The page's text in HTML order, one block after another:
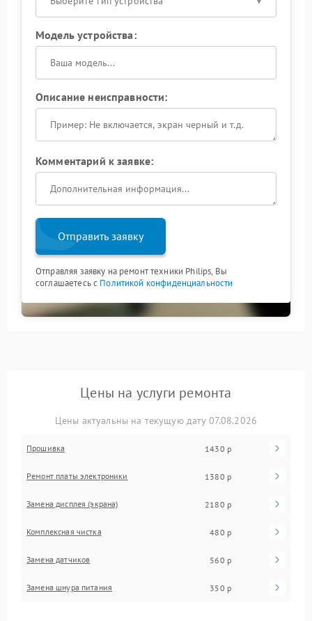
Модель устройства:
Описание неисправности:
Комментарий к заявке:
Отправить заявку
Отправляя заявку на ремонт техники Philips, Вы
соглашаетесь с Политикой конфиденциальности
Цены на услуги ремонта
Цены актуальны на текущую дату 07.08.2026
Прошивка 1430 р
Ремонт платы электроники 1380 р
Замена дисплея (экрана) 2180 р
Комплексная чистка 480 р
Замена датчиков 560 р
Замена шнура питания 350 р